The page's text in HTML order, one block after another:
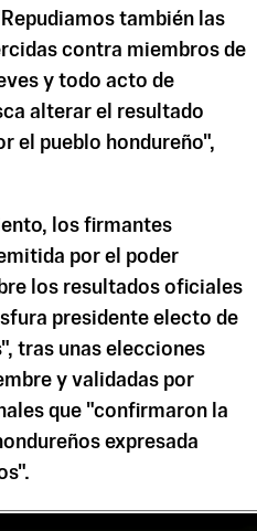
también las
contra miembros de
y todo acto de
alterar el resultado
el pueblo hondureño",
los firmantes
por el poder
los resultados oficiales
presidente electo de
tras unas elecciones
y validadas por
que "confirmaron la
expresada